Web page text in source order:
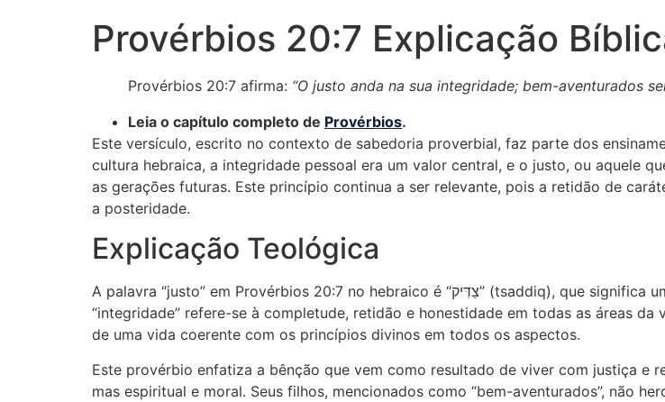
Provérbios 20:7 Explicação
Provérbios 20:7 afirma: “O justo anda na sua integridade; bem-aventurados
Leia o capítulo completo de Provérbios.
Este versículo, escrito no contexto de sabedoria proverbial, faz parte dos
cultura hebraica, a integridade pessoal era um valor central, e o justo, ou aquele
as gerações futuras. Este princípio continua a ser relevante, pois a retidão de
a posteridade.
Explicação Teológica
A palavra “justo” em Provérbios 20:7 no hebraico é “צַדִּיק” (tsaddiq), que significa uma pessoa moralmente íntegra, que segue as leis de Deus. A
“integridade” refere-se à completude, retidão e honestidade em todas as áreas
de uma vida coerente com os princípios divinos em todos os aspectos.
Este provérbio enfatiza a bênção que vem como resultado de viver com justiça e
mas espiritual e moral. Seus filhos, mencionados como “bem-aventurados”, não